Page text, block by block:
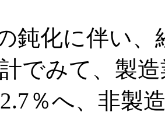
鈍化に伴い、
でみて、製
％へ、非製